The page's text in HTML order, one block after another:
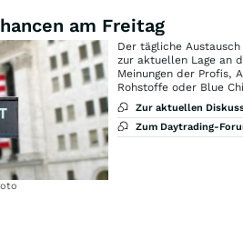
am Freitag
Der tägliche
zur aktuellen Lage an
Meinungen der Profis,
Rohstoffe oder Blue
Zur aktuellen
Zum Daytrading-